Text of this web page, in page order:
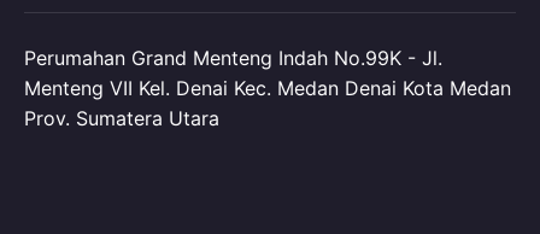
Perumahan Grand Menteng Indah No.99K - Jl.
Menteng VII Kel. Denai Kec. Medan Denai Kota Medan
Prov. Sumatera Utara